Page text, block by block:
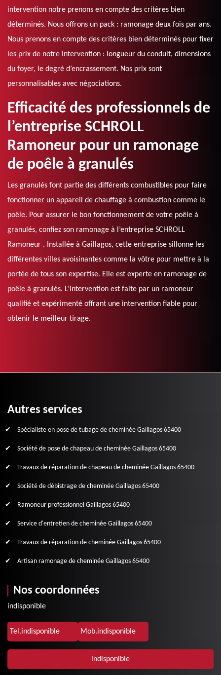
intervention notre prenons en compte des critères bien
déterminés. Nous offrons un pack : ramonage deux fois par ans.
Nous prenons en compte des critères bien déterminés pour fixer
les prix de notre intervention : longueur du conduit, dimensions
du foyer, le degré d’encrassement. Nos prix sont
personnalisables avec négociations.
Efficacité des professionnels de
l’entreprise SCHROLL
Ramoneur pour un ramonage
de poêle à granulés
Les granulés font partie des différents combustibles pour faire
fonctionner un appareil de chauffage à combustion comme le
poêle. Pour assurer le bon fonctionnement de votre poêle à
granulés, confiez son ramonage à l’entreprise SCHROLL
Ramoneur . Installée à Gaillagos, cette entreprise sillonne les
différentes villes avoisinantes comme la vôtre pour mettre à la
portée de tous son expertise. Elle est experte en ramonage de
poêle à granulés. L’intervention est faite par un ramoneur
qualifié et expérimenté offrant une intervention fiable pour
obtenir le meilleur tirage.
Autres services
Spécialiste en pose de tubage de cheminée Gaillagos 65400
Société de pose de chapeau de cheminée Gaillagos 65400
Travaux de réparation de chapeau de cheminée Gaillagos 65400
Société de débistrage de cheminée Gaillagos 65400
Ramoneur professionnel Gaillagos 65400
Service d'entretien de cheminée Gaillagos 65400
Travaux de réparation de cheminée Gaillagos 65400
Artisan ramonage de cheminée Gaillagos 65400
Nos coordonnées
indisponible
Tel.indisponible Mob.indisponible
indisponible